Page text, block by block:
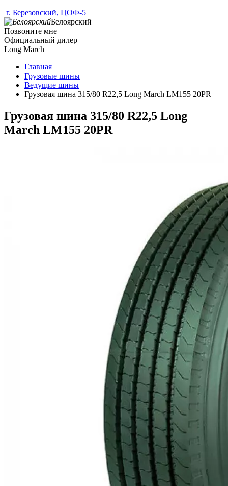
г. Березовский, ЦОФ-5
Белоярский
Позвоните мне
Официальный дилер
Long March
Главная
Грузовые шины
Ведущие шины
Грузовая шина 315/80 R22,5 Long March LM155 20PR
Грузовая шина 315/80 R22,5 Long
March LM155 20PR